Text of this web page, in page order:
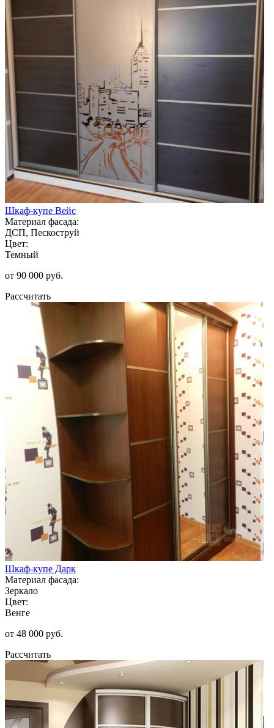
Шкаф-купе Вейс
Материал фасада:
ДСП, Пескоструй
Цвет:
Темный
от 90 000 руб.
Рассчитать
Шкаф-купе Дарк
Материал фасада:
Зеркало
Цвет:
Венге
от 48 000 руб.
Рассчитать